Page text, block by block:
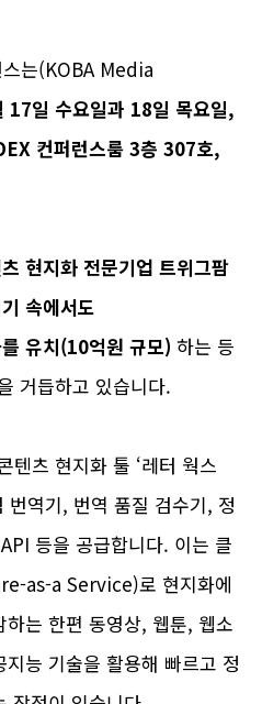
는(KOBA Media
17일 수요일과 18일 목요일,
컨퍼런스룸 3층 307호,
현지화 전문기업 트위그팜
속에서도
유치(10억원 규모) 하는 등
거듭하고 있습니다.
텐츠 현지화 툴 ‘레터 웍스
번역기, 번역 품질 검수기, 정
등을 공급합니다. 이는 클
as-a Service)로 현지화에
는 한편 동영상, 웹툰, 웹소
능 기술을 활용해 빠르고 정